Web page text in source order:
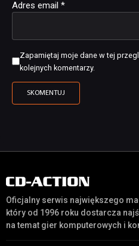
Adres email *
Zapamiętaj moje dane w tej
kolejnych komentarzy.
Oficjalny serwis największego
który od 1996 roku dostarcza
na temat gier komputerowych i